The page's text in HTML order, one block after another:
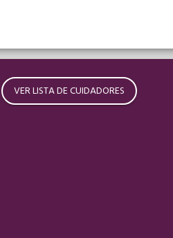
VER LISTA DE CUIDADORES